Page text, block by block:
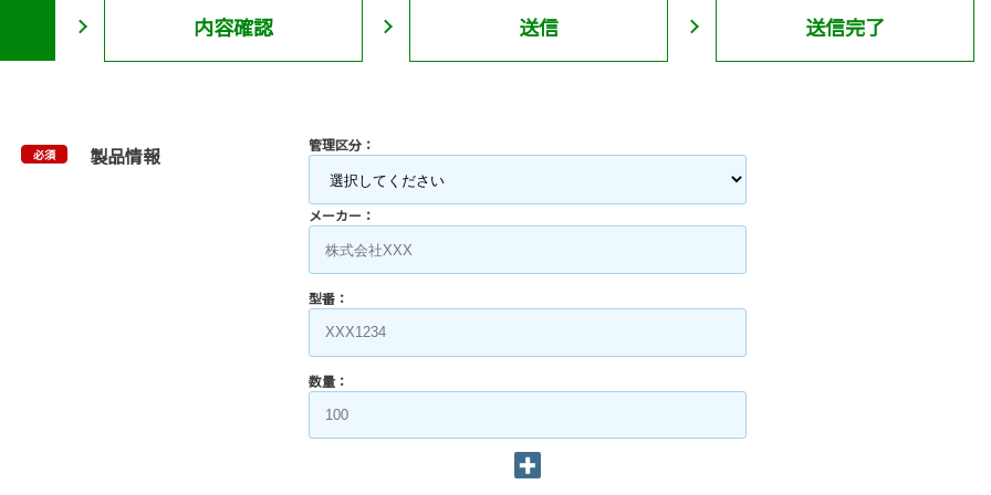
内容確認 送信 送信完了
必須 製品情報 管理区分：
メーカー：
型番：
数量：